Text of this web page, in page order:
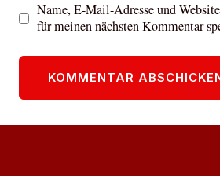
Name, E-Mail-Adresse und
für meinen nächsten Kommentar